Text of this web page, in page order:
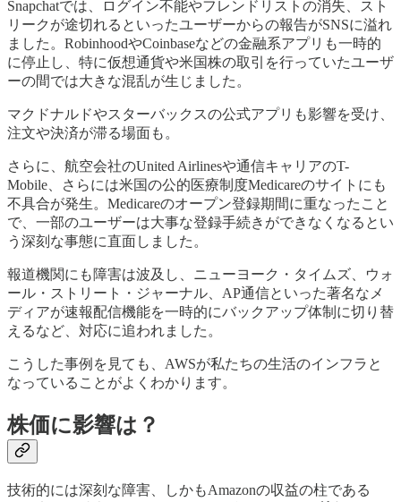
Snapchatでは、ログイン不能やフレンドリストの消失、スト
リークが途切れるといったユーザーからの報告がSNSに溢れ
ました。RobinhoodやCoinbaseなどの金融系アプリも一時的
に停止し、特に仮想通貨や米国株の取引を行っていたユーザ
ーの間では大きな混乱が生じました。
マクドナルドやスターバックスの公式アプリも影響を受け、
注文や決済が滞る場面も。
さらに、航空会社のUnited Airlinesや通信キャリアのT-
Mobile、さらには米国の公的医療制度Medicareのサイトにも
不具合が発生。Medicareのオープン登録期間に重なったこと
で、一部のユーザーは大事な登録手続きができなくなるとい
う深刻な事態に直面しました。
報道機関にも障害は波及し、ニューヨーク・タイムズ、ウォ
ール・ストリート・ジャーナル、AP通信といった著名なメ
ディアが速報配信機能を一時的にバックアップ体制に切り替
えるなど、対応に追われました。
こうした事例を見ても、AWSが私たちの生活のインフラと
なっていることがよくわかります。
株価に影響は？
技術的には深刻な障害、しかもAmazonの収益の柱である